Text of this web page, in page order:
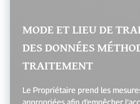
MODE ET LIEU DE
DES DONNÉES
TRAITEMENT
Le Propriétaire prend les